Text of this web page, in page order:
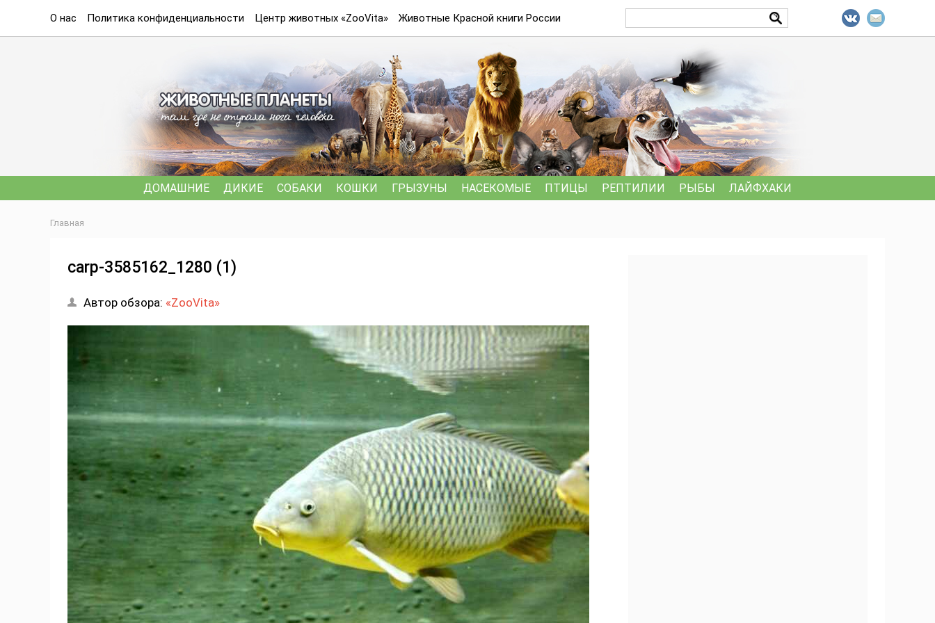
О нас Политика конфиденциальности Центр животных «ZooVita» Животные Красной книги России
ДОМАШНИЕ ДИКИЕ СОБАКИ КОШКИ ГРЫЗУНЫ НАСЕКОМЫЕ ПТИЦЫ РЕПТИЛИИ РЫБЫ ЛАЙФХАКИ
Главная
carp-3585162_1280 (1)
Автор обзора: «ZooVita»